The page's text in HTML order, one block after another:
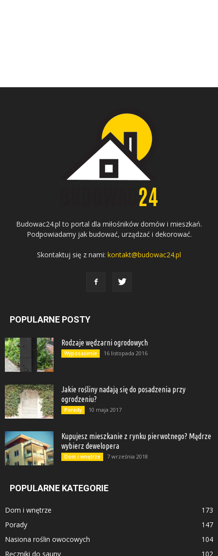
Budowac24.pl to portal dla miłośników domów i mieszkań.
Podpowiadamy jak budować, urządzać i dekorować.
Skontaktuj się z nami: kontakt@budowac24.pl
POPULARNE POSTY
Rodzaje wędzarni ogrodowych
Wyposażenie 16 listopada 2016
Jakie rośliny nadają się do posadzenia przy
ogrodzeniu?
Porady 10 maja 2017
Kupujesz mieszkanie z rynku pierwotnego? Mądrze
wybierz dewelopera
Dom i wnętrze 7 września 2018
POPULARNE KATEGORIE
Dom i wnętrze
173
Porady
147
Nasiona roślin owocowych
104
Ręczniki do sauny
102